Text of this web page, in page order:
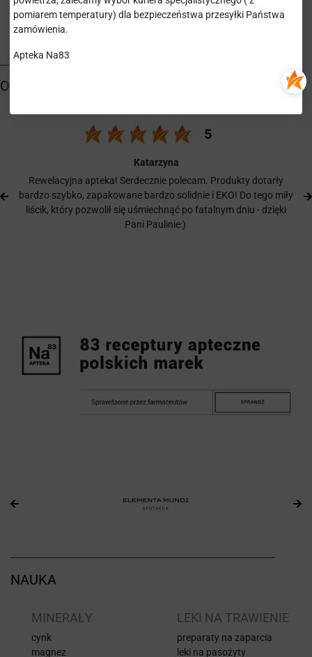
Katarzyna
Rewelacyjna apteka! Serdecznie polecam. Produkty dotarły
bardzo szybko, zapakowane bardzo solidnie i EKO! Do tego miły
liścik, który pozwolił się uśmiechnąć po fatalnym dniu - dzięki
Pani Paulinie:)
NAUKA
MINERAŁY
cynk
magnez
LEKI NA TRAWIENIE
preparaty na zaparcia
leki na pasożyty
pomiarem temperatury) dla bezpieczeństwa przesyłki Państwa
zamówienia.
Apteka Na83